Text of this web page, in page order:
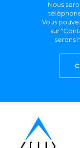
Nous
Vous
sur
serons